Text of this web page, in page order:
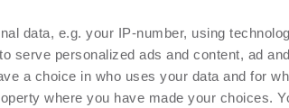
data, e.g. your IP-number, using
serve personalized ads and content, ad
a choice in who uses your data and for
where you have made your choices.